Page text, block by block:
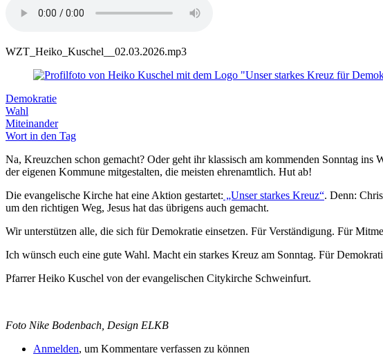
WZT_Heiko_Kuschel__02.03.2026.mp3
Demokratie
Wahl
Miteinander
Wort in den Tag
Na, Kreuzchen schon gemacht? Oder geht ihr klassisch am kommenden Sonntag
der eigenen Kommune mitgestalten, die meisten ehrenamtlich. Hut ab!
Die evangelische Kirche hat eine Aktion gestartet: „Unser starkes Kreuz“. Denn:
um den richtigen Weg, Jesus hat das übrigens auch gemacht.
Wir unterstützen alle, die sich für Demokratie einsetzen. Für Verständigung. Für
Ich wünsch euch eine gute Wahl. Macht ein starkes Kreuz am Sonntag. Für
Pfarrer Heiko Kuschel von der evangelischen Citykirche Schweinfurt.
Foto Nike Bodenbach, Design ELKB
Anmelden, um Kommentare verfassen zu können